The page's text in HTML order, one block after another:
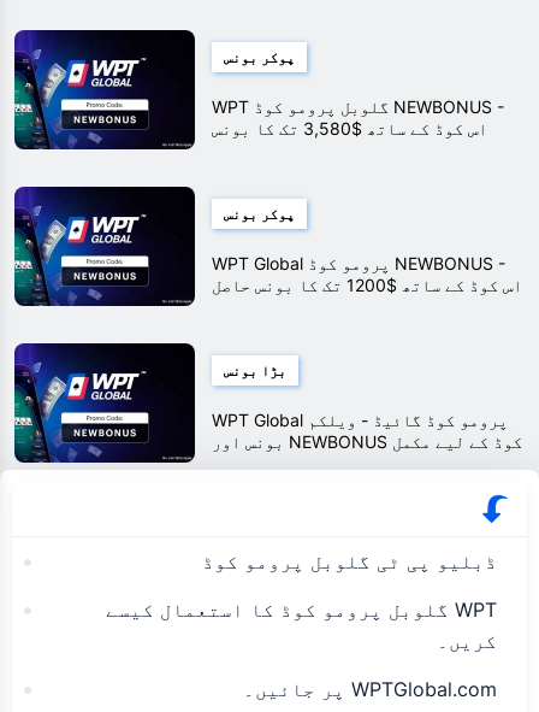
پوکر بونس
WPT گلوبل پرومو کوڈ NEWBONUS -
اس کوڈ کے ساتھ $3,580 تک کا بونس
پوکر بونس
WPT Global پرومو کوڈ NEWBONUS -
اس کوڈ کے ساتھ $1200 تک کا بونس حاصل
بڑا بونس
WPT Global پرومو کوڈ گائیڈ - ویلکم
بونس اور NEWBONUS کوڈ کے لیے مکمل
ڈبلیو پی ٹی گلوبل پرومو کوڈ
WPT گلوبل پرومو کوڈ کا استعمال کیسے
کریں۔
WPTGlobal.com پر جائیں۔